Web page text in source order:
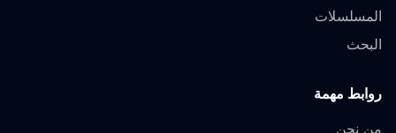
المسلسلات
البحث
روابط مهمة
من نحن